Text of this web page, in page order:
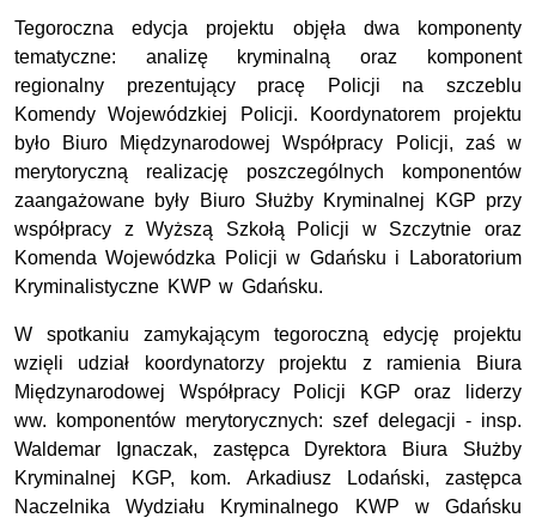
Tegoroczna edycja projektu objęła dwa komponenty
tematyczne: analizę kryminalną oraz komponent
regionalny prezentujący pracę Policji na szczeblu
Komendy Wojewódzkiej Policji. Koordynatorem projektu
było Biuro Międzynarodowej Współpracy Policji, zaś w
merytoryczną realizację poszczególnych komponentów
zaangażowane były Biuro Służby Kryminalnej KGP przy
współpracy z Wyższą Szkołą Policji w Szczytnie oraz
Komenda Wojewódzka Policji w Gdańsku i Laboratorium
Kryminalistyczne KWP w Gdańsku.
W spotkaniu zamykającym tegoroczną edycję projektu
wzięli udział koordynatorzy projektu z ramienia Biura
Międzynarodowej Współpracy Policji KGP oraz liderzy
ww. komponentów merytorycznych: szef delegacji - insp.
Waldemar Ignaczak, zastępca Dyrektora Biura Służby
Kryminalnej KGP, kom. Arkadiusz Lodański, zastępca
Naczelnika Wydziału Kryminalnego KWP w Gdańsku